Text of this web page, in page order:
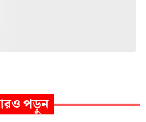
পড়ুন